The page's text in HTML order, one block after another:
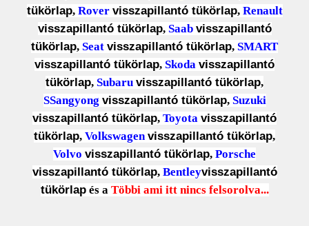
tükörlap, Rover visszapillantó tükörlap,Renault
visszapillantó tükörlap, Saab visszapillantó
tükörlap, Seat visszapillantó tükörlap, SMART
visszapillantó tükörlap, Skoda visszapillantó
tükörlap, Subaru visszapillantó tükörlap,
SSangyong visszapillantó tükörlap, Suzuki
visszapillantó tükörlap, Toyota visszapillantó
tükörlap, Volkswagen visszapillantó tükörlap,
Volvo visszapillantó tükörlap, Porsche
visszapillantó tükörlap, Bentleyvisszapillantó
tükörlapés a Többi ami itt nincs felsorolva...